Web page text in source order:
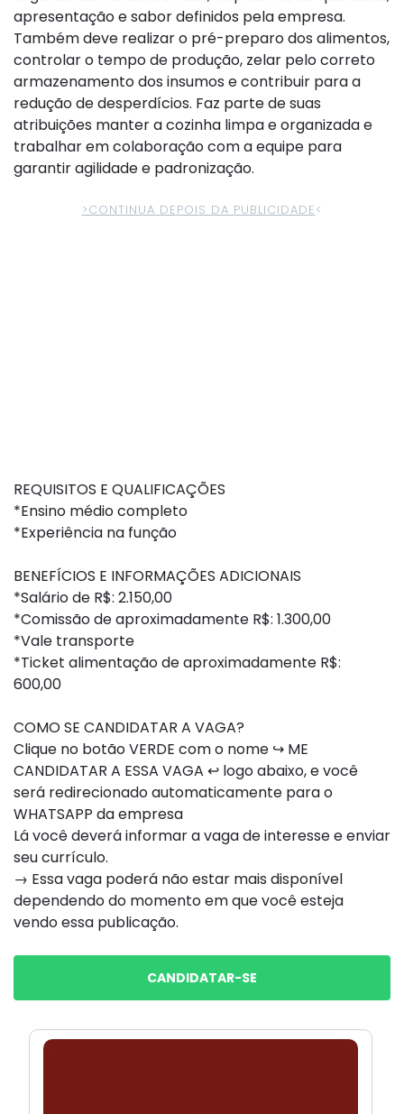
apresentação e sabor definidos pela empresa.
Também deve realizar o pré-preparo dos alimentos,
controlar o tempo de produção, zelar pelo correto
armazenamento dos insumos e contribuir para a
redução de desperdícios. Faz parte de suas
atribuições manter a cozinha limpa e organizada e
trabalhar em colaboração com a equipe para
garantir agilidade e padronização.
>CONTINUA DEPOIS DA PUBLICIDADE<
REQUISITOS E QUALIFICAÇÕES
*Ensino médio completo
*Experiência na função
BENEFÍCIOS E INFORMAÇÕES ADICIONAIS
*Salário de R$: 2.150,00
*Comissão de aproximadamente R$: 1.300,00
*Vale transporte
*Ticket alimentação de aproximadamente R$:
600,00
COMO SE CANDIDATAR A VAGA?
Clique no botão VERDE com o nome ↪ ME
CANDIDATAR A ESSA VAGA ↩ logo abaixo, e você
será redirecionado automaticamente para o
WHATSAPP da empresa
Lá você deverá informar a vaga de interesse e enviar
seu currículo.
→ Essa vaga poderá não estar mais disponível
dependendo do momento em que você esteja
vendo essa publicação.
CANDIDATAR-SE